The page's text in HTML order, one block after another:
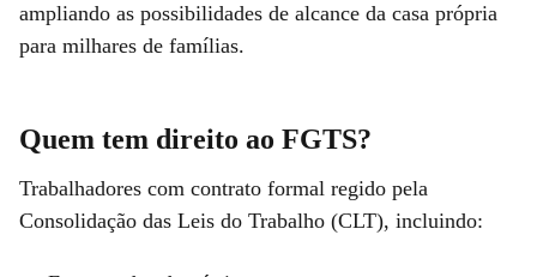
ampliando as possibilidades de alcance da casa própria
para milhares de famílias.
Quem tem direito ao FGTS?
Trabalhadores com contrato formal regido pela
Consolidação das Leis do Trabalho (CLT), incluindo: